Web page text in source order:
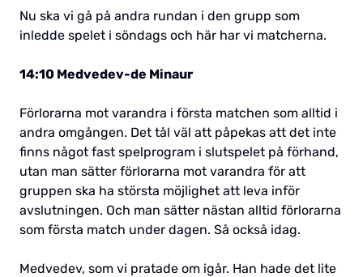
Nu ska vi gå på andra rundan i den grupp som
inledde spelet i söndags och här har vi matcherna.
14:10 Medvedev-de Minaur
Förlorarna mot varandra i första matchen som alltid i
andra omgången. Det tål väl att påpekas att det inte
finns något fast spelprogram i slutspelet på förhand,
utan man sätter förlorarna mot varandra för att
gruppen ska ha största möjlighet att leva inför
avslutningen. Och man sätter nästan alltid förlorarna
som första match under dagen. Så också idag.
Medvedev, som vi pratade om igår. Han hade det lite